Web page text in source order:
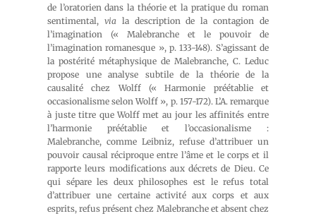
de l’oratorien dans la théorie et la pratique du roman
sentimental, via la description de la contagion de
l’imagination (« Malebranche et le pouvoir de
l’imagination romanesque », p. 133-148). S’agissant de
la postérité métaphysique de Malebranche, C. Leduc
propose une analyse subtile de la théorie de la
causalité chez Wolff (« Harmonie préétablie et
occasionalisme selon Wolff », p. 157-172). L’A. remarque
à juste titre que Wolff met au jour les affinités entre
l’harmonie préétablie et l’occasionalisme :
Malebranche, comme Leibniz, refuse d’attribuer un
pouvoir causal réciproque entre l’âme et le corps et il
rapporte leurs modifications aux décrets de Dieu. Ce
qui sépare les deux philosophes est le refus total
d’attribuer une certaine activité aux corps et aux
esprits, refus présent chez Malebranche et absent chez